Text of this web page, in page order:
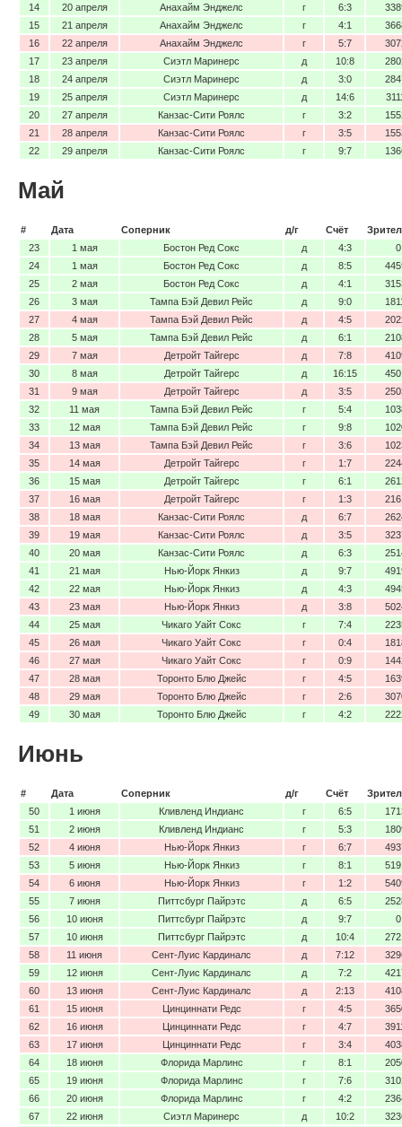
14
20 апреля Анахайм Энджелс г 6:3
15
21 апреля Анахайм Энджелс г 4:1
16
22 апреля Анахайм Энджелс г 5:7
17
23 апреля Сиэтл Маринерс д 10:8
18
24 апреля Сиэтл Маринерс д 3:0
19
25 апреля Сиэтл Маринерс д 14:6
20
27 апреля Канзас-Сити Роялс г 3:2
21
28 апреля Канзас-Сити Роялс г 3:5
22
29 апреля Канзас-Сити Роялс г 9:7
Май
# Дата Соперник д/г Счёт
23
1 мая Бостон Ред Сокс д 4:3
0
24
1 мая Бостон Ред Сокс д 8:5
25
2 мая Бостон Ред Сокс д 4:1
26
3 мая Тампа Бэй Девил Рейс д 9:0
27
4 мая Тампа Бэй Девил Рейс д 4:5
28
5 мая Тампа Бэй Девил Рейс д 6:1
29
7 мая Детройт Тайгерс д 7:8
30
8 мая Детройт Тайгерс д 16:15
31
9 мая Детройт Тайгерс д 3:5
32
11 мая Тампа Бэй Девил Рейс г 5:4
33
12 мая Тампа Бэй Девил Рейс г 9:8
34
13 мая Тампа Бэй Девил Рейс г 3:6
35
14 мая Детройт Тайгерс г 1:7
36
15 мая Детройт Тайгерс г 6:1
37
16 мая Детройт Тайгерс г 1:3
38
18 мая Канзас-Сити Роялс д 6:7
39
19 мая Канзас-Сити Роялс д 3:5
40
20 мая Канзас-Сити Роялс д 6:3
41
21 мая Нью-Йорк Янкиз д 9:7
42
22 мая Нью-Йорк Янкиз д 4:3
43
23 мая Нью-Йорк Янкиз д 3:8
44
25 мая Чикаго Уайт Сокс г 7:4
45
26 мая Чикаго Уайт Сокс г 0:4
46
27 мая Чикаго Уайт Сокс г 0:9
47
28 мая Торонто Блю Джейс г 4:5
48
29 мая Торонто Блю Джейс г 2:6
49
30 мая Торонто Блю Джейс г 4:2
Июнь
# Дата Соперник д/г Счёт
50
1 июня Кливленд Индианс г 6:5
51
2 июня Кливленд Индианс г 5:3
52
4 июня Нью-Йорк Янкиз г 6:7
53
5 июня Нью-Йорк Янкиз г 8:1
54
6 июня Нью-Йорк Янкиз г 1:2
55
7 июня Питтсбург Пайрэтс д 6:5
56
10 июня Питтсбург Пайрэтс д 9:7
0
57
10 июня Питтсбург Пайрэтс д 10:4
58
11 июня Сент-Луис Кардиналс д 7:12
59
12 июня Сент-Луис Кардиналс д 7:2
60
13 июня Сент-Луис Кардиналс д 2:13
61
15 июня Цинциннати Редс г 4:5
62
16 июня Цинциннати Редс г 4:7
63
17 июня Цинциннати Редс г 3:4
64
18 июня Флорида Марлинс г 8:1
65
19 июня Флорида Марлинс г 7:6
66
20 июня Флорида Марлинс г 4:2
67
22 июня Сиэтл Маринерс д 10:2